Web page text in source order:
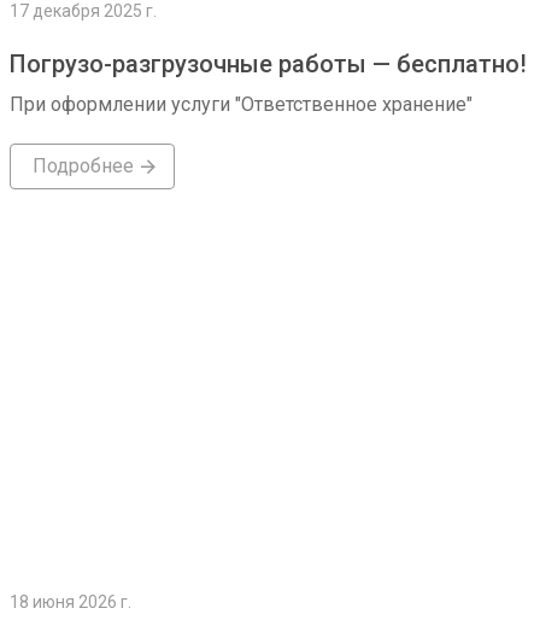
17 декабря 2025 г.
Погрузо-разгрузочные работы — бесплатно!
При оформлении услуги "Ответственное хранение"
Подробнее
18 июня 2026 г.